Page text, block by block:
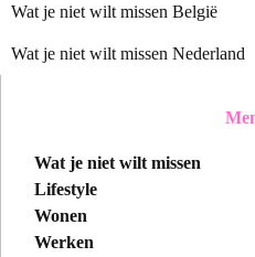
Wat je niet wilt missen België
Wat je niet wilt missen Nederland
Wat je niet wilt missen
Lifestyle
Wonen
Werken